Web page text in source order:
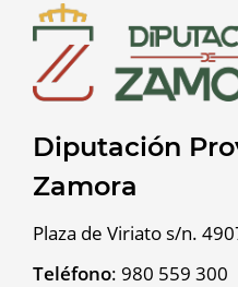
Diputación
Zamora
Plaza de Viriato s/n.
Teléfono: 980 559 300